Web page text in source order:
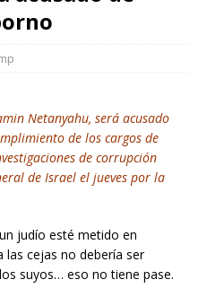
Netanyahu, será acusado
de los cargos de
de corrupción
de Israel el jueves por la
judío esté metido en
cejas no debería ser
suyos… eso no tiene pase.